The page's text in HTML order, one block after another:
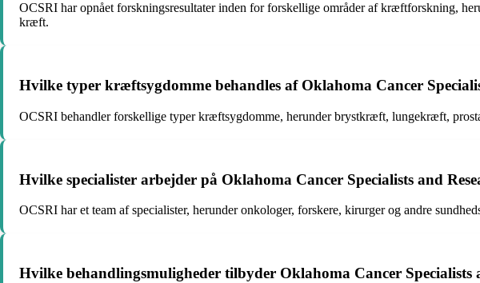
OCSRI har opnået forskningsresultater inden for forskellige områder af kræftforskning,
kræft.
Hvilke typer kræftsygdomme behandles af Oklahoma Cancer
OCSRI behandler forskellige typer kræftsygdomme, herunder brystkræft, lungekræft,
Hvilke specialister arbejder på Oklahoma Cancer Specialists and
OCSRI har et team af specialister, herunder onkologer, forskere, kirurger og andre
Hvilke behandlingsmuligheder tilbyder Oklahoma Cancer Specialists